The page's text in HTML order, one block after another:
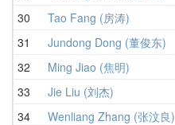
30 Tao Fang (房涛)
31 Jundong Dong (董俊东)
32 Ming Jiao (焦明)
33 Jie Liu (刘杰)
34 Wenliang Zhang (张汶良)